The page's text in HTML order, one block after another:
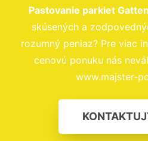
Pastovanie parkiet
skúsených a
rozumný peniaz? Pre viac
cenovú ponuku nás
www.majster-